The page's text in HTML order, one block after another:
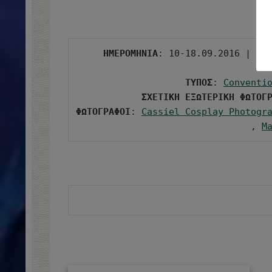
ΗΜΕΡΟΜΗΝΙΑ: 10-18.09.2016 |
ΤΥΠΟΣ:
ΣΧΕΤΙΚΗ ΕΞΩΤΕΡΙΚΗ
ΦΩΤΟΓΡΑΦΟΙ : Cassiel Cosplay
,